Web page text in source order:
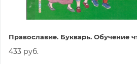
Православие. Букварь. Обучение
433 руб.